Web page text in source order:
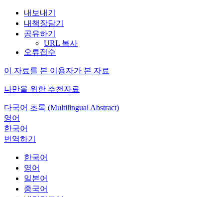
내보내기
내책장담기
공유하기
URL 복사
오류접수
이 자료를 본 이용자가 본 자료
나만을 위한 추천자료
다국어 초록 (Multilingual Abstract)
영어
한국어
번역하기
한국어
영어
일본어
중국어